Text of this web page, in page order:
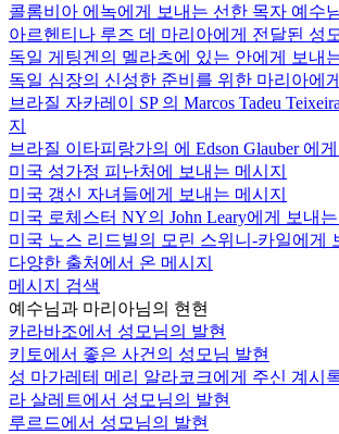
콜롬비아 에녹에게 보내는 선한 목자 예수
아르헨티나 루즈 데 마리아에게 전달된 성
독일 게팅겐의 멜라츠에 있는 안에게 보내
독일 심장의 신성한 준비를 위한 마리아에
브라질 자카레이 SP 의 Marcos Tadeu
지
브라질 이타피랑가의 에 Edson Glauber 에
미국 성가정 피난처에 보내는 메시지
미국 갱신 자녀들에게 보내는 메시지
미국 로체스터 NY의 John Leary에게 보내는
미국 노스 리드빌의 모린 스위니-카일에게
다양한 출처에서 온 메시지
메시지 검색
예수님과 마리아님의 현현
카라바조에서 성모님의 발현
키토에서 좋은 사건의 성모님 발현
성 마가레테 메리 알라코크에게 주신 계시
라 살레트에서 성모님의 발현
루르드에서 성모님의 발현